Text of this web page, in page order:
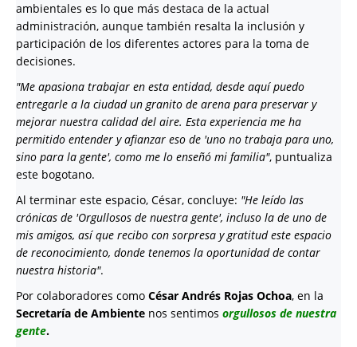
ambientales es lo que más destaca de la actual
administración, aunque también resalta la inclusión y
participación de los diferentes actores para la toma de
decisiones.
"Me apasiona trabajar en esta entidad, desde aquí puedo
entregarle a la ciudad un granito de arena para preservar y
mejorar nuestra calidad del aire. Esta experiencia me ha
permitido entender y afianzar eso de 'uno no trabaja para uno,
sino para la gente', como me lo enseñó mi familia", puntualiza
este bogotano.
Al terminar este espacio, César, concluye: "He leído las
crónicas de 'Orgullosos de nuestra gente', incluso la de uno de
mis amigos, así que recibo con sorpresa y gratitud este espacio
de reconocimiento, donde tenemos la oportunidad de contar
nuestra historia".
Por colaboradores como César Andrés Rojas Ochoa, en la
Secretaría de Ambiente nos sentimos orgullosos de nuestra
gente.